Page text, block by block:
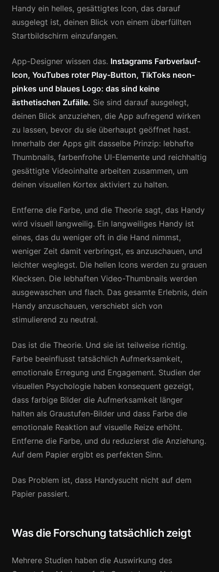
Handy ein helles, gesättigtes Icon, das darauf
ausgelegt ist, deinen Blick von einem überfüllten
Startbildschirm einzufangen.
App-Designer wissen das. Instagrams Farbverlauf-
Icon, YouTubes roter Play-Button, TikToks neon-
pinkes und blaues Logo: das sind keine
ästhetischen Zufälle. Sie sind darauf ausgelegt,
deinen Blick anzuziehen, die App aufregend wirken
zu lassen, bevor du sie überhaupt geöffnet hast.
Innerhalb der Apps gilt dasselbe Prinzip: lebhafte
Thumbnails, farbenfrohe UI-Elemente und reichhaltig
gesättigte Videoinhalte arbeiten zusammen, um
deinen visuellen Kortex aktiviert zu halten.
Entferne die Farbe, und die Theorie sagt, das Handy
wird visuell langweilig. Ein langweiliges Handy ist
eines, das du weniger oft in die Hand nimmst,
weniger Zeit damit verbringst, es anzuschauen, und
leichter weglegst. Die hellen Icons werden zu grauen
Klecksen. Die lebhaften Video-Thumbnails werden
ausgewaschen und flach. Das gesamte Erlebnis, dein
Handy anzuschauen, verschiebt sich von
stimulierend zu neutral.
Das ist die Theorie. Und sie ist teilweise richtig.
Farbe beeinflusst tatsächlich Aufmerksamkeit,
emotionale Erregung und Engagement. Studien der
visuellen Psychologie haben konsequent gezeigt,
dass farbige Bilder die Aufmerksamkeit länger
halten als Graustufen-Bilder und dass Farbe die
emotionale Reaktion auf visuelle Reize erhöht.
Entferne die Farbe, und du reduzierst die Anziehung.
Auf dem Papier ergibt es perfekten Sinn.
Das Problem ist, dass Handysucht nicht auf dem
Papier passiert.
Was die Forschung tatsächlich zeigt
Mehrere Studien haben die Auswirkung des